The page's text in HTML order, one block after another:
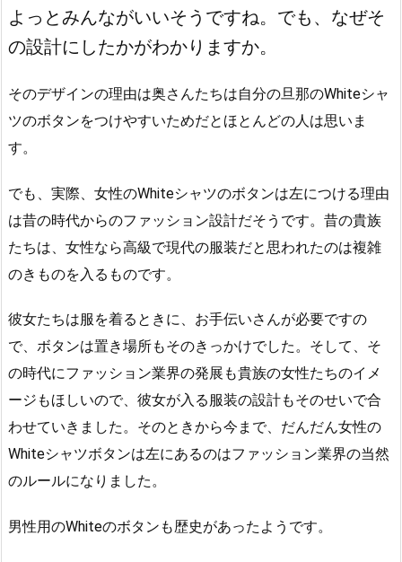
よっとみんながいいそうですね。でも、なぜそ
の設計にしたかがわかりますか。
そのデザインの理由は奥さんたちは自分の旦那のWhiteシャ
ツのボタンをつけやすいためだとほとんどの人は思いま
す。
でも、実際、女性のWhiteシャツのボタンは左につける理由
は昔の時代からのファッション設計だそうです。昔の貴族
たちは、女性なら高級で現代の服装だと思われたのは複雑
のきものを入るものです。
彼女たちは服を着るときに、お手伝いさんが必要ですの
で、ボタンは置き場所もそのきっかけでした。そして、そ
の時代にファッション業界の発展も貴族の女性たちのイメ
ージもほしいので、彼女が入る服装の設計もそのせいで合
わせていきました。そのときから今まで、だんだん女性の
Whiteシャツボタンは左にあるのはファッション業界の当然
のルールになりました。
男性用のWhiteのボタンも歴史があったようです。